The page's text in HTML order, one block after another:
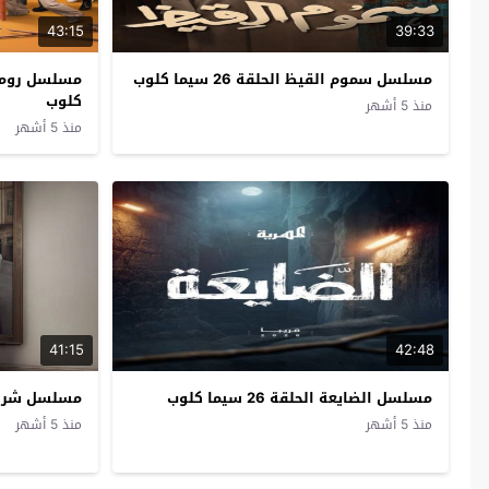
39:33
مسلسل سموم القيظ الحلقة 26 سيما كلوب
منذ 5 أشهر
43:15
كلوب
منذ 5 أشهر
42:48
مسلسل الضايعة الحلقة 26 سيما كلوب
منذ 5 أشهر
41:15
مسلسل شرارة
منذ 5 أشهر